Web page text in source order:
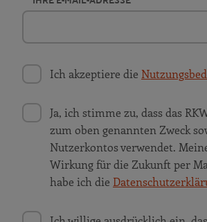
Ich akzeptiere die
Ja, ich stimme zu, dass das
zum oben genannten Zweck
Nutzerkontos verwendet.
Wirkung für die Zukunft per
habe ich die